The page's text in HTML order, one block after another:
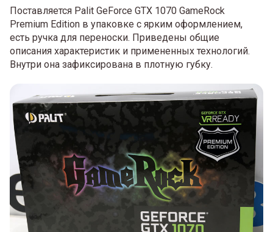
Поставляется Palit GeForce GTX 1070 GameRock
Premium Edition в упаковке с ярким оформлением,
есть ручка для переноски. Приведены общие
описания характеристик и примененных технологий.
Внутри она зафиксирована в плотную губку.